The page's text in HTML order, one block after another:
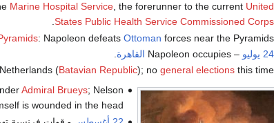
Marine Hospital Service, the forerunner to the current United
States Public Health Service Commissioned Corps
: Napoleon defeats Ottoman forces near the Pyramids.
24 يوليو
– Napoleon occupies القاهرة
(Batavian Republic); no general electionsthis time.
Admiral Brueys; Nelson
is wounded in the head.